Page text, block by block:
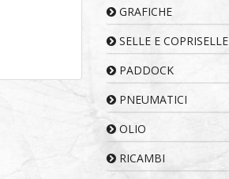
GRAFICHE
SELLE E COPRISELLE
PADDOCK
PNEUMATICI
OLIO
RICAMBI